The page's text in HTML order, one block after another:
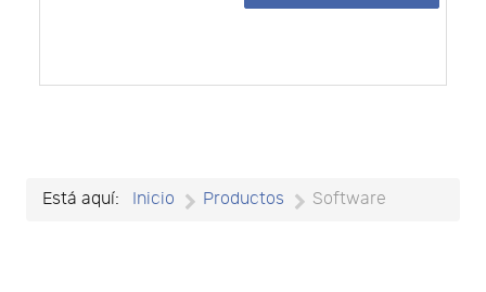
Está aquí: Inicio Productos Software